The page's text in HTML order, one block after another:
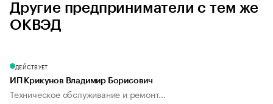
Другие предприниматели с тем же
ОКВЭД
ДЕЙСТВУЕТ
ИП Крикунов Владимир Борисович
Техническое обслуживание и ремонт...